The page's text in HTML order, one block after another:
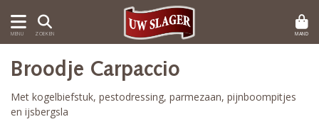
MENU ZOEKEN MAND
Broodje Carpaccio
Met kogelbiefstuk, pestodressing, parmezaan, pijnboompitjes
en ijsbergsla